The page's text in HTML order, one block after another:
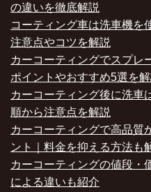
の違いを徹底解説
コーティング車は洗車機を
注意点やコツを解説
カーコーティングでスプレ
ポイントやおすすめ5選を解
カーコーティング後に洗車
順から注意点を解説
カーコーティングで高品質
ント｜料金を抑える方法も
カーコーティングの値段・
による違いも紹介